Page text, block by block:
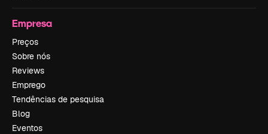
Empresa
Preços
Sobre nós
Reviews
Emprego
Tendências de pesquisa
Blog
Eventos